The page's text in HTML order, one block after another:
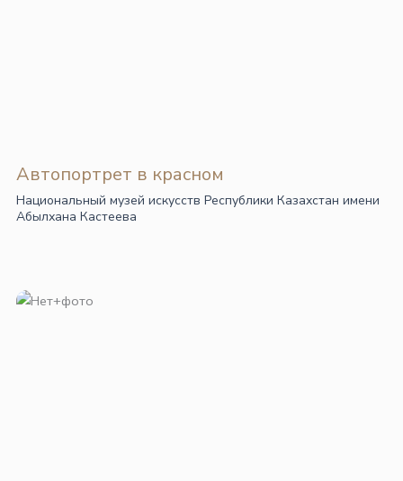
Автопортрет в красном
Национальный музей искусств Республики Казахстан имени
Абылхана Кастеева